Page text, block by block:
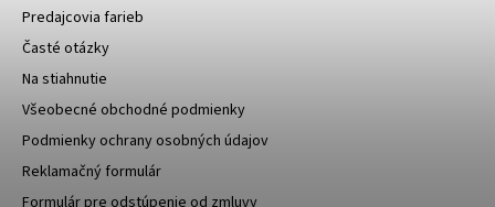
Predajcovia farieb
Časté otázky
Na stiahnutie
Všeobecné obchodné podmienky
Podmienky ochrany osobných údajov
Reklamačný formulár